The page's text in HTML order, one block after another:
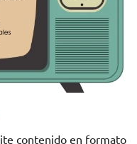
contenido en formato